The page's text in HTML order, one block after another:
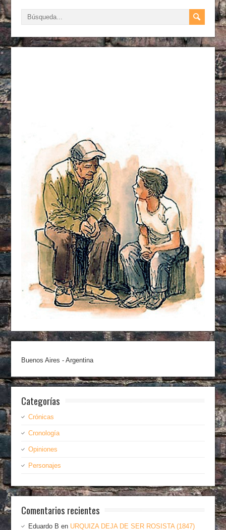
Buenos Aires - Argentina
Categorías
Crónicas
Cronología
Opiniones
Personajes
Comentarios recientes
Eduardo B en URQUIZA DEJA DE SER ROSISTA (1847)